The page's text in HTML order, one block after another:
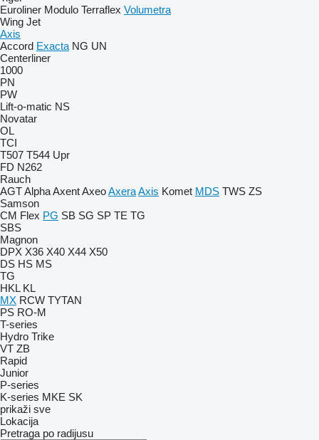
Euroliner Modulo Terraflex Volumetra
Wing Jet
Axis
Accord Exacta NG UN
Centerliner
1000
PN
PW
Lift-o-matic NS
Novatar
OL
TCI
T507 T544 Upr
FD N262
Rauch
AGTAlphaAxentAxeoAxeraAxis Komet MDS TWS ZS
Samson
CM Flex PG SB SG SP TE TG
SBS
Magnon
DPX X36 X40 X44 X50
DS HS MS
TG
HKL KL
MX RCW TYTAN
PS RO-M
T-series
Hydro Trike
VT ZB
Rapid
Junior
P-series
K-series MKE SK
prikaži sve
Lokacija
Pretraga po radijusu